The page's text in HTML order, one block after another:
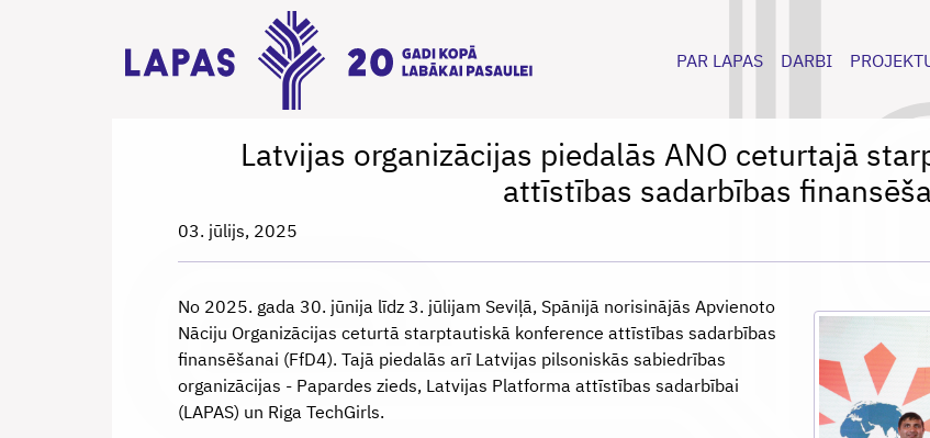
PAR LAPAS DARBI
Latvijas organizācijas piedalās ANO ceturtajā
attīstības sadarbības
03. jūlijs, 2025
No 2025. gada 30. jūnija līdz 3. jūlijam Seviļā, Spānijā norisinājās Apvienoto
Nāciju Organizācijas ceturtā starptautiskā konference attīstības sadarbības
finansēšanai (FfD4). Tajā piedalās arī Latvijas pilsoniskās sabiedrības
organizācijas - Papardes zieds, Latvijas Platforma attīstības sadarbībai
(LAPAS) un Riga TechGirls.